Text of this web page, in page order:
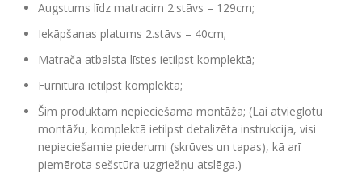
Augstums līdz matracim 2.stāvs – 129cm;
Iekāpšanas platums 2.stāvs – 40cm;
Matrača atbalsta līstes ietilpst komplektā;
Furnitūra ietilpst komplektā;
Šim produktam nepieciešama montāža; (Lai atvieglotu
montāžu, komplektā ietilpst detalizēta instrukcija, visi
nepieciešamie piederumi (skrūves un tapas), kā arī
piemērota sešstūra uzgriežņu atslēga.)